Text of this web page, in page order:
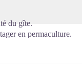
du gîte.
en permaculture.